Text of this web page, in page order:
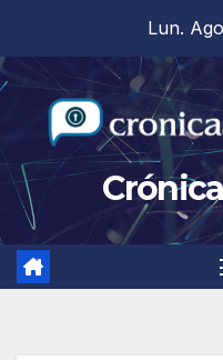
contenido
Lun.